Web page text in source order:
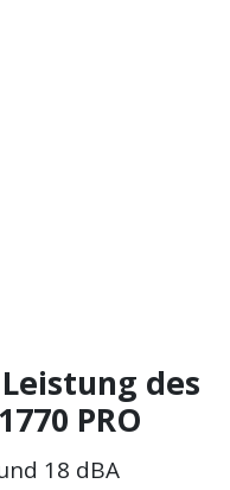
des
PRO
18 dBA